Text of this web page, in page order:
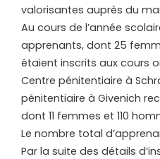
valorisantes auprès du
Au cours de l’année
apprenants, dont 25
étaient inscrits aux cours
Centre pénitentiaire à
pénitentiaire à Givenich
dont 11 femmes et 110
Le nombre total
Par la suite des détails